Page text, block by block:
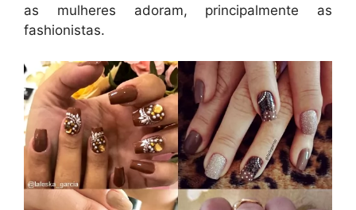
as mulheres adoram, principalmente as
fashionistas.